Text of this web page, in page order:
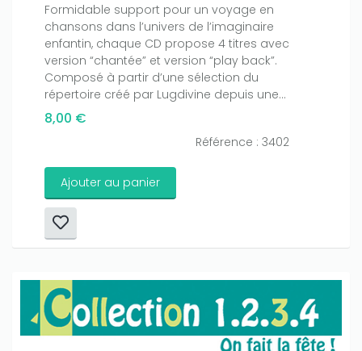
Formidable support pour un voyage en
chansons dans l’univers de l’imaginaire
enfantin, chaque CD propose 4 titres avec
version “chantée” et version “play back”.
Composé à partir d’une sélection du
répertoire créé par Lugdivine depuis une...
8,00 €
Référence : 3402
Ajouter au panier
Only play atJoo casino if you really want to win a huge
amount on your credits!